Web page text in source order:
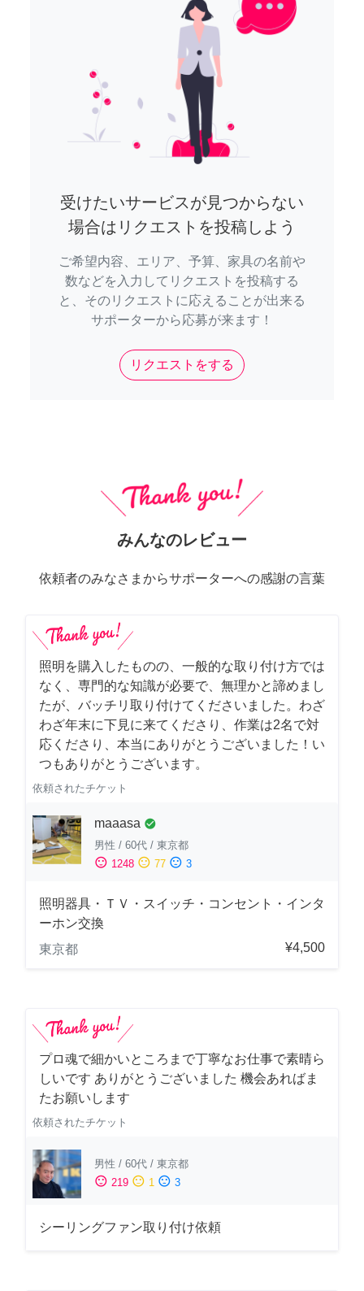
受けたいサービスが見つからない
場合はリクエストを投稿しよう
ご希望内容、エリア、予算、家具の名前や
数などを入力してリクエストを投稿する
と、そのリクエストに応えることが出来る
サポーターから応募が来ます！
リクエストをする
みんなのレビュー
依頼者のみなさまからサポーターへの感謝の言葉
照明を購入したものの、一般的な取り付け方では
なく、専門的な知識が必要で、無理かと諦めまし
たが、バッチリ取り付けてくださいました。わざ
わざ年末に下見に来てくださり、作業は2名で対
応くださり、本当にありがとうございました！い
つもありがとうございます。
依頼されたチケット
maaasa check_circle
男性 / 60代 / 東京都
sentiment_satisfied 1248 sentiment_neutral 77 sentiment_dissatisfied 3
照明器具・ＴＶ・スイッチ・コンセント・インタ
ーホン交換
東京都
¥4,500
プロ魂で細かいところまで丁寧なお仕事で素晴ら
しいです ありがとうございました 機会あればま
たお願いします
依頼されたチケット
男性 / 60代 / 東京都
sentiment_satisfied 219 sentiment_neutral 1 sentiment_dissatisfied 3
シーリングファン取り付け依頼